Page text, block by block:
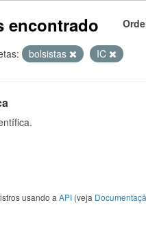
encontrado
bolsistas IC
usando a API (veja